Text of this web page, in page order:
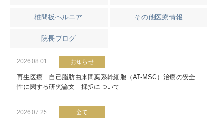
椎間板ヘルニア その他医療情報
院長ブログ
2026.08.01 お知らせ
再生医療｜自己脂肪由来間葉系幹細胞（AT-MSC）治療の安全
性に関する研究論文 採択について
2026.07.25 全て